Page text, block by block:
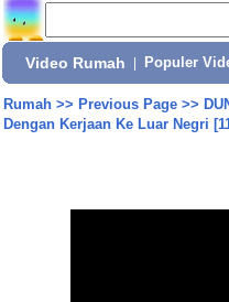
Video Rumah Populer
Rumah>> Previous Page>>
Dengan Kerjaan Ke Luar Negri